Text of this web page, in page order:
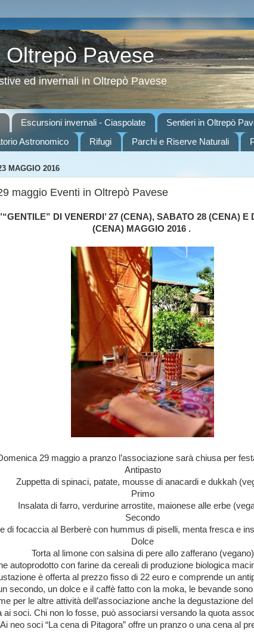
Pavese
ed invernali in Oltrepò Pavese
Escursioni invernali - Ciaspolate Sentieri in Oltrepò
Astronomico Rifugi Parchi e Riserve Naturali
MAGGIO 2016
maggio Eventi in Oltrepò Pavese
DI VENERDI’ 27 (CENA), SABATO 28 (CENA) E
(CENA) MAGGIO 2016 .
29 maggio a pranzo l’associazione sarà chiusa per
Antipasto
Zuppetta di spinaci, patate, mousse di anacardi e dukkah
Primo
Insalata di farro, verdurine arrostite, maionese alle erbe
Secondo
di focaccia al Berberè con hummus di piselli, menta fresca e
Dolce
Torta al limone con salsina di pere allo zafferano (vegano)
autoprodotto con farine da cereali di produzione biologica
è offerta al prezzo fisso di 22 euro e comprende un
secondo, un dolce e il caffè fatto con la moka, le bevande
per le altre attività dell’associazione anche la degustazione del
ai soci. Chi non lo fosse, può associarsi versando la quota
neo soci “La cena di Pitagora” offre un pranzo o una cena al